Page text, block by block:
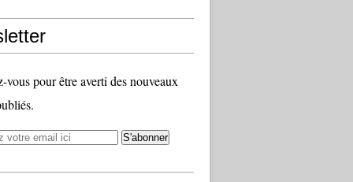
vous pour être averti des nouveaux